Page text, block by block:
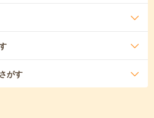
がす